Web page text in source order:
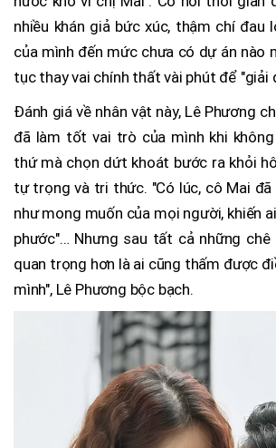
nhiều khán giả bức xúc, thậm chí đau
của mình đến mức chưa có dự án nào
tục thay vai chính thất vài phút để "giải
Đánh giá về nhân vật này, Lê Phương
đã làm tốt vai trò của mình khi
thứ mà chọn dứt khoát bước ra khỏi
tự trọng và tri thức. "Có lúc, cô Mai đã
như mong muốn của mọi người, khiến
phước"… Nhưng sau tất cả những chê
quan trọng hơn là ai cũng thấm được
mình", Lê Phương bộc bạch.